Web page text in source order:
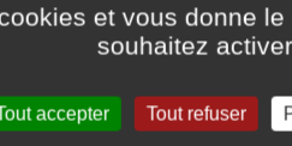
et vous donne
souhaitez activer
accepter Tout refuser